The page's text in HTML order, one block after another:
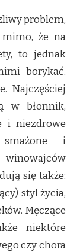
problem,
że na
to jednak
borykać.
Najczęściej
w błonnik,
i niezdrowe
i
się także:
styl życia,
Męczące
niektóre
czy chora